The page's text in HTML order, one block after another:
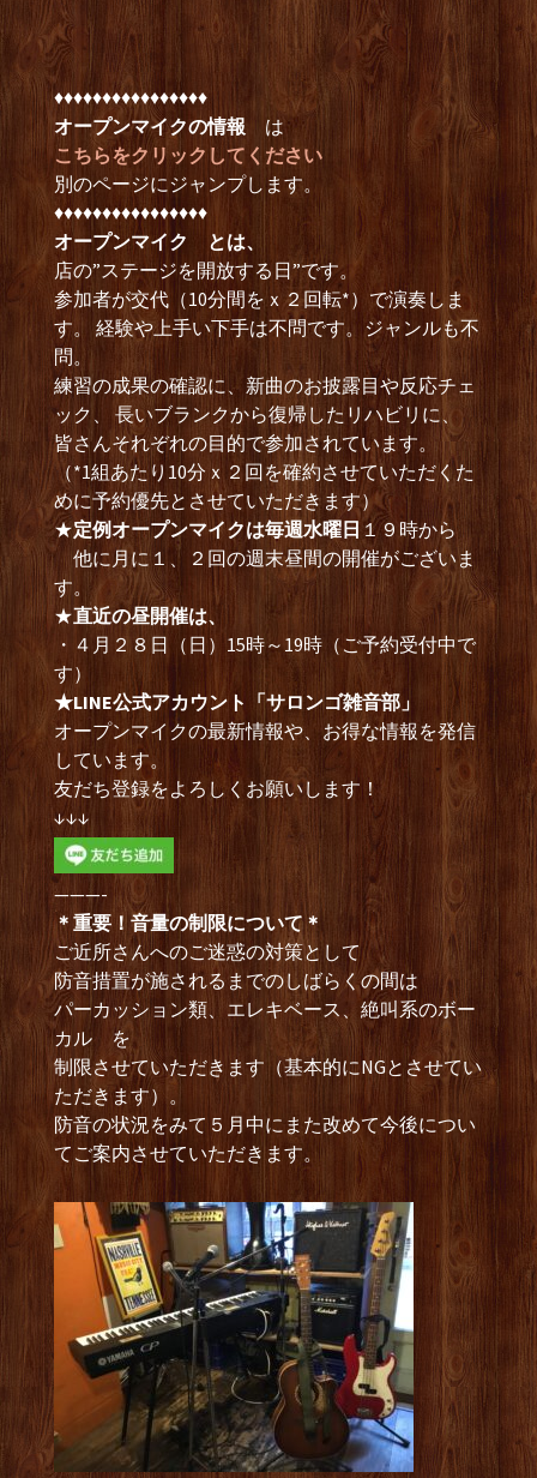
♦︎♦︎♦︎♦︎♦︎♦︎♦︎♦︎♦︎♦︎♦︎♦︎♦︎♦︎♦︎♦︎
オープンマイクの情報 は
こちらをクリックしてください
別のページにジャンプします。
♦︎♦︎♦︎♦︎♦︎♦︎♦︎♦︎♦︎♦︎♦︎♦︎♦︎♦︎♦︎♦︎
オープンマイク とは、
店の”ステージを開放する日”です。
参加者が交代（10分間をｘ２回転*）で演奏しま
す。 経験や上手い下手は不問です。ジャンルも不
問。
練習の成果の確認に、新曲のお披露目や反応チェ
ック、 長いブランクから復帰したリハビリに、
皆さんそれぞれの目的で参加されています。
（*1組あたり10分ｘ２回を確約させていただくた
めに予約優先とさせていただきます）
★定例オープンマイクは毎週水曜日 １９時から
他に月に１、２回の週末昼間の開催がございま
す。
★直近の昼開催は、
・４月２８日（日）15時～19時（ご予約受付中で
す）
★LINE公式アカウント「サロンゴ雑音部」
オープンマイクの最新情報や、お得な情報を発信
しています。
友だち登録をよろしくお願いします！
↓↓↓
———-
＊重要！音量の制限について＊
ご近所さんへのご迷惑の対策として
防音措置が施されるまでのしばらくの間は
パーカッション類、エレキベース、絶叫系のボー
カル を
制限させていただきます（基本的にNGとさせてい
ただきます）。
防音の状況をみて５月中にまた改めて今後につい
てご案内させていただきます。